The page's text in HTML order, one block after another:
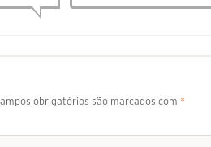
obrigatórios são marcados com *